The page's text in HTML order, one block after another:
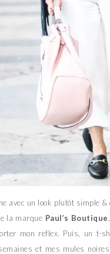
avec un look plutôt simple
la marque Paul’s Boutique
mon reflex. Puis, un t-
et mes mules noires